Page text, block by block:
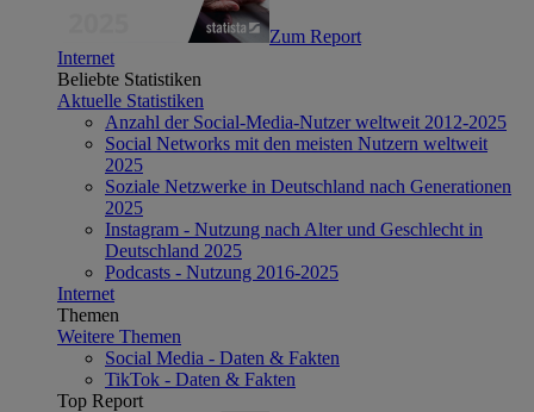
Zum Report
Internet
Beliebte Statistiken
Aktuelle Statistiken
Anzahl der Social-Media-Nutzer weltweit 2012-2025
Social Networks mit den meisten Nutzern weltweit
2025
Soziale Netzwerke in Deutschland nach Generationen
2025
Instagram - Nutzung nach Alter und Geschlecht in
Deutschland 2025
Podcasts - Nutzung 2016-2025
Internet
Themen
Weitere Themen
Social Media - Daten & Fakten
TikTok - Daten & Fakten
Top Report